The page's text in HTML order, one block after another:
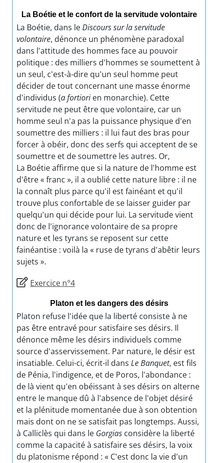
La Boétie et le confort de la servitude volontaire
La Boétie, dans leDiscours sur la servitude
volontaire, dénonce un phénomène paradoxal
dans l'attitude des hommes face au pouvoir
politique : des milliers d'hommes se soumettent à
un seul, c'est-à-dire qu'un seul homme peut
décider de tout concernant une masse énorme
d'individus (a fortiori en monarchie). Cette
servitude ne peut être que volontaire, car un
homme seul n'a pas la puissance physique d'en
soumettre des milliers : il lui faut des bras pour
forcer à obéir, donc des serfs qui acceptent de se
soumettre et de soumettre les autres. Or,
La Boétie affirme que si la nature de l'homme est
d'être « franc », il a oublié cette nature libre : il ne
la connaît plus parce qu'il est fainéant et qu'il
trouve plus confortable de se laisser guider par
quelqu'un qui décide pour lui. La servitude vient
donc de l'ignorance volontaire de sa propre
nature et les tyrans se reposent sur cette
fainéantise : voilà la « ruse de tyrans d'abêtir leurs
sujets ».
Exercice n°4
Platon et les dangers des désirs
Platon refuse l'idée que la liberté consiste à ne
pas être entravé pour satisfaire ses désirs. Il
dénonce même les désirs individuels comme
source d'asservissement. Par nature, le désir est
insatiable. Celui-ci, écrit-il dans Le Banquet, est fils
de Pénia, l'indigence, et de Poros, l'abondance :
de là vient qu'en obéissant à ses désirs on alterne
entre le manque dû à l'absence de l'objet désiré
et la plénitude momentanée due à son obtention
mais dont on ne se satisfait pas longtemps. Aussi,
à Calliclès qui dans le Gorgias considère la liberté
comme la capacité à satisfaire ses désirs, la voix
du platonisme répond : « C'est donc la vie d'un